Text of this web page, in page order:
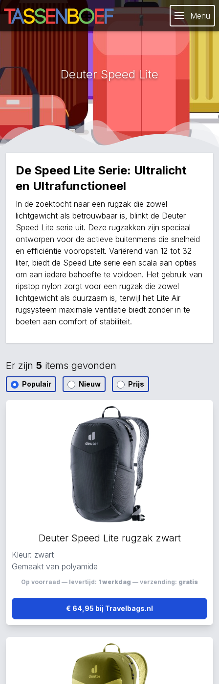
Menu
Deuter Speed Lite
De Speed Lite Serie: Ultralicht
en Ultrafunctioneel
In de zoektocht naar een rugzak die zowel
lichtgewicht als betrouwbaar is, blinkt de Deuter
Speed Lite serie uit. Deze rugzakken zijn speciaal
ontworpen voor de actieve buitenmens die snelheid
en efficiëntie vooropstelt. Variërend van 12 tot 32
liter, biedt de Speed Lite serie een scala aan opties
om aan iedere behoefte te voldoen. Het gebruik van
ripstop nylon zorgt voor een rugzak die zowel
lichtgewicht als duurzaam is, terwijl het Lite Air
rugsysteem maximale ventilatie biedt zonder in te
boeten aan comfort of stabiliteit.
Er zijn 5 items gevonden
Populair Nieuw Prijs
Deuter Speed Lite rugzak zwart
Kleur: zwart
Gemaakt van polyamide
Op voorraad — levertijd: 1 werkdag — verzending: gratis
€ 64,95 bij Travelbags.nl